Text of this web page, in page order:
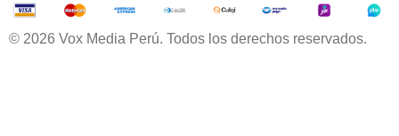
© 2026 Vox Media Perú. Todos los derechos reservados.